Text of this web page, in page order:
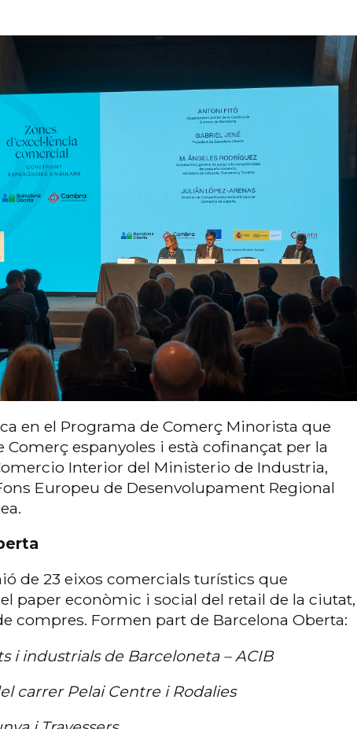
en el Programa de Comerç Minorista que
Comerç espanyoles i està cofinançat per la
Interior del Ministerio de Industria,
Europeu de Desenvolupament Regional
de 23 eixos comercials turístics que
paper econòmic i social del retail de la ciutat,
compres. Formen part de Barcelona Oberta:
i industrials de Barceloneta – ACIB
carrer Pelai Centre i Rodalies